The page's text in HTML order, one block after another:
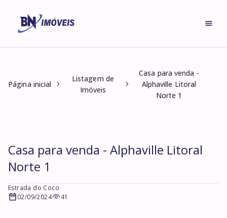
Página inicial
Listagem de
Imóveis
Casa para venda -
Alphaville Litoral
Norte 1
Casa para venda - Alphaville Litoral
Norte 1
Estrada do Coco
02/09/2024
41